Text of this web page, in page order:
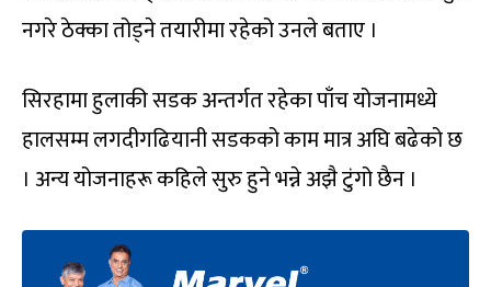
नगरे ठेक्का तोड्ने तयारीमा रहेको उनले बताए ।
सिरहामा हुलाकी सडक अन्तर्गत रहेका पाँच योजनामध्ये
हालसम्म लगदीगढियानी सडकको काम मात्र अघि बढेको छ
। अन्य योजनाहरू कहिले सुरु हुने भन्ने अझै टुंगो छैन ।